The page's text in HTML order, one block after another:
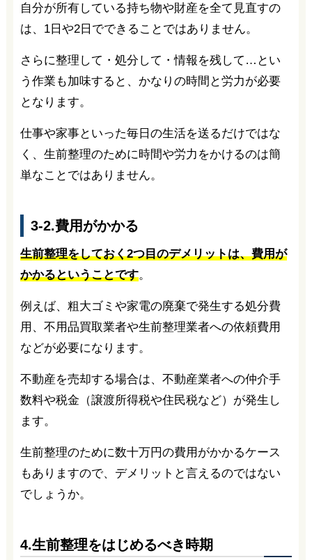
自分が所有している持ち物や財産を全て見直すの
は、1日や2日でできることではありません。
さらに整理して・処分して・情報を残して…とい
う作業も加味すると、かなりの時間と労力が必要
となります。
仕事や家事といった毎日の生活を送るだけではな
く、生前整理のために時間や労力をかけるのは簡
単なことではありません。
3-2.費用がかかる
生前整理をしておく2つ目のデメリットは、費用が
かかるということです。
例えば、粗大ゴミや家電の廃棄で発生する処分費
用、不用品買取業者や生前整理業者への依頼費用
などが必要になります。
不動産を売却する場合は、不動産業者への仲介手
数料や税金（譲渡所得税や住民税など）が発生し
ます。
生前整理のために数十万円の費用がかかるケース
もありますので、デメリットと言えるのではない
でしょうか。
4.生前整理をはじめるべき時期